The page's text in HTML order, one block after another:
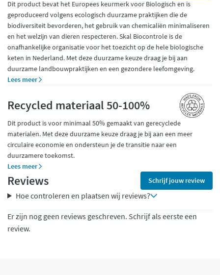
Dit product bevat het Europees keurmerk voor Biologisch en is
geproduceerd volgens ecologisch duurzame praktijken die de
biodiversiteit bevorderen, het gebruik van chemicaliën minimaliseren
en het welzijn van dieren respecteren. Skal Biocontrole is de
onafhankelijke organisatie voor het toezicht op de hele biologische
keten in Nederland. Met deze duurzame keuze draag je bij aan
duurzame landbouwpraktijken en een gezondere leefomgeving.
Lees meer
Recycled materiaal 50-100%
Dit product is voor minimaal 50% gemaakt van gerecyclede
materialen. Met deze duurzame keuze draag je bij aan een meer
circulaire economie en ondersteun je de transitie naar een
duurzamere toekomst.
Lees meer
Reviews Schrijf jouw review
Hoe controleren en plaatsen wij reviews?
Er zijn nog geen reviews geschreven. Schrijf als eerste een
review.